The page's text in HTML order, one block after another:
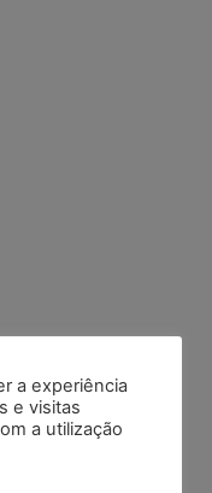
a experiência
e visitas
a utilização